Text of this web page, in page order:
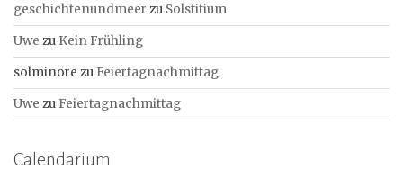
geschichtenundmeer zu Solstitium
Uwe zu Kein Frühling
solminore zu Feiertagnachmittag
Uwe zu Feiertagnachmittag
Calendarium